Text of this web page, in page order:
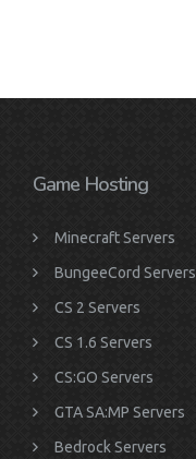
Game Hosting
Minecraft Servers
BungeeCord Servers
CS 2 Servers
CS 1.6 Servers
CS:GO Servers
GTA SA:MP Servers
Bedrock Servers